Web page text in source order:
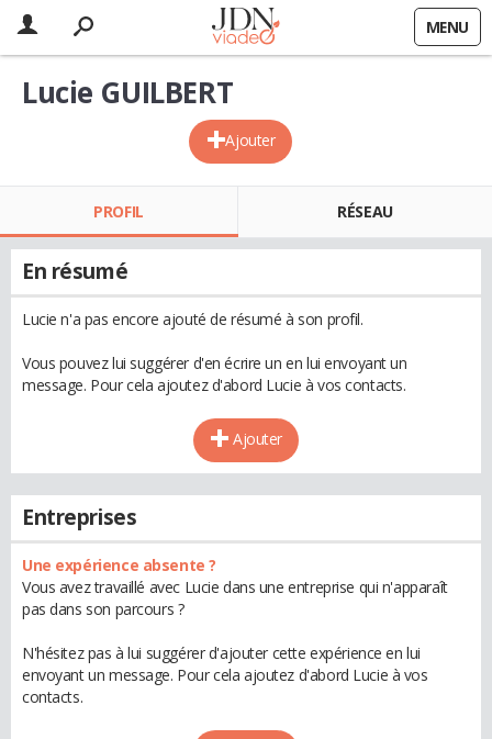
MENU
Ajouter
Lucie GUILBERT
PROFIL RÉSEAU
En résumé
Lucie n'a pas encore ajouté de résumé à son profil.
Vous pouvez lui suggérer d'en écrire un en lui envoyant un
message. Pour cela ajoutez d'abord Lucie à vos contacts.
Ajouter
Entreprises
Une expérience absente ?
Vous avez travaillé avec Lucie dans une entreprise qui n'apparaît
pas dans son parcours ?
N'hésitez pas à lui suggérer d'ajouter cette expérience en lui
envoyant un message. Pour cela ajoutez d'abord Lucie à vos
contacts.